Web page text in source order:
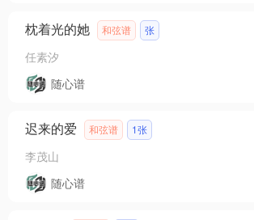
枕着光的她 和弦谱 张
任素汐
随心谱
迟来的爱 和弦谱 1张
李茂山
随心谱